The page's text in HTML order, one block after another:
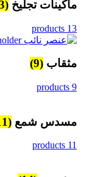
ماكينات تجليخ (13)
13 products
مثقاب (9)
9 products
مسدس شمع (11)
11 products